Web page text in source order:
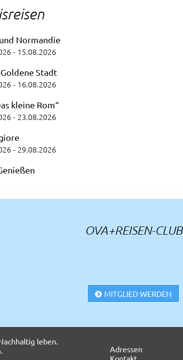
Normandie
- 15.08.2026
Stadt
- 16.08.2026
kleine Rom“
- 23.08.2026
- 29.08.2026
in Porec
an der Adria in Cesenatico
- 27.09.2026
OVA+REISEN-CLUB
MITGLIED WERDEN
Navigation
überspringen
Adressen